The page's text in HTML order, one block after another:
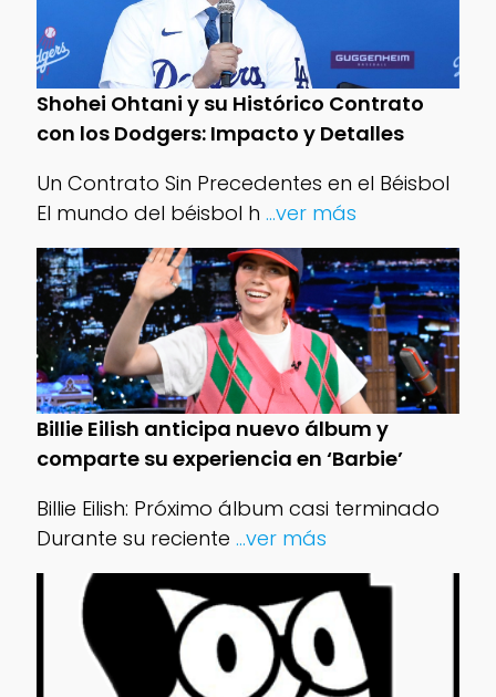
Shohei Ohtani y su Histórico Contrato
con los Dodgers: Impacto y Detalles
Un Contrato Sin Precedentes en el Béisbol
El mundo del béisbol h ...ver más
Billie Eilish anticipa nuevo álbum y
comparte su experiencia en ‘Barbie’
Billie Eilish: Próximo álbum casi terminado
Durante su reciente ...ver más